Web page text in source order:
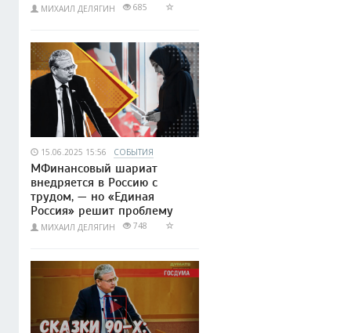
МИХАИЛ ДЕЛЯГИН 685
15.06.2025 15:56 СОБЫТИЯ
МФинансовый шариат
внедряется в Россию с
трудом, — но «Единая
Россия» решит проблему
МИХАИЛ ДЕЛЯГИН 748